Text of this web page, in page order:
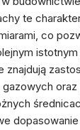
te
co
znajdują
oraz